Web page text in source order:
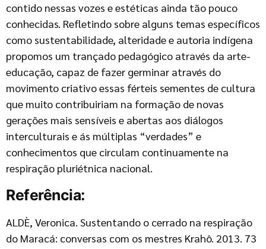
contido nessas vozes e estéticas ainda tão pouco
conhecidas. Refletindo sobre alguns temas específicos
como sustentabilidade, alteridade e autoria indígena
propomos um trançado pedagógico através da arte-
educação, capaz de fazer germinar através do
movimento criativo essas férteis sementes de cultura
que muito contribuiriam na formação de novas
gerações mais sensíveis e abertas aos diálogos
interculturais e ás múltiplas “verdades” e
conhecimentos que circulam continuamente na
respiração pluriétnica nacional.
Referência:
ALDÈ, Veronica. Sustentando o cerrado na respiração
do Maracá: conversas com os mestres Krahô. 2013. 73